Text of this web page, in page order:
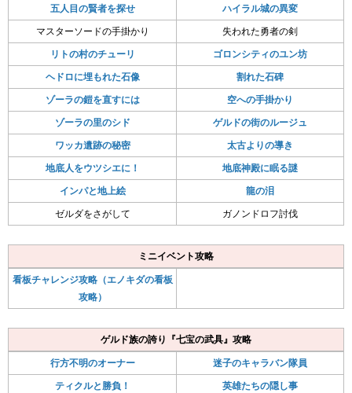
五人目の賢者を探せ
ハイラル城の異変
マスターソードの手掛かり
失われた勇者の剣
リトの村のチューリ
ゴロンシティのユン坊
ヘドロに埋もれた石像
割れた石碑
ゾーラの鎧を直すには
空への手掛かり
ゾーラの里のシド
ゲルドの街のルージュ
ワッカ遺跡の秘密
太古よりの導き
地底人をウツシエに！
地底神殿に眠る謎
インパと地上絵
龍の泪
ゼルダをさがして
ガノンドロフ討伐
ミニイベント攻略
看板チャレンジ攻略（エノキダの看板
攻略）
ゲルド族の誇り『七宝の武具』攻略
行方不明のオーナー
迷子のキャラバン隊員
ティクルと勝負！
英雄たちの隠し事